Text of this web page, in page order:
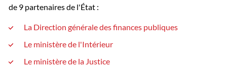
de 9 partenaires de l'État :
La Direction générale des finances publiques
Le ministère de l'Intérieur
Le ministère de la Justice